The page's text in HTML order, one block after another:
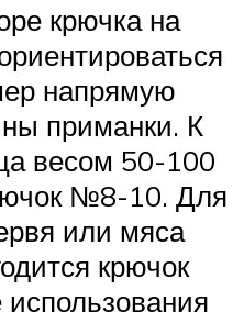
крючка на
напрямую
приманки. К
весом 50-100
№8-10. Для
или мяса
крючок